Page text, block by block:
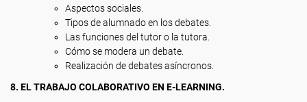
Aspectos sociales.
Tipos de alumnado en los debates.
Las funciones del tutor o la tutora.
Cómo se modera un debate.
Realización de debates asíncronos.
8. EL TRABAJO COLABORATIVO EN E-LEARNING.